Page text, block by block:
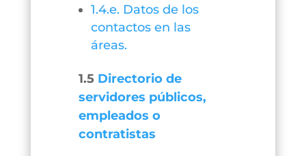
1.4.e. Datos de los
contactos en las
áreas.
1.5 Directorio de
servidores públicos,
empleados o
contratistas